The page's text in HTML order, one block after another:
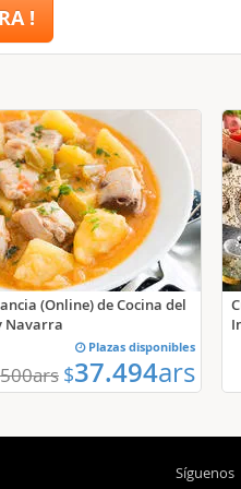
!
(Online) de Cocina del
Navarra
Plazas disponibles
ars $37.494ars
Síguenos